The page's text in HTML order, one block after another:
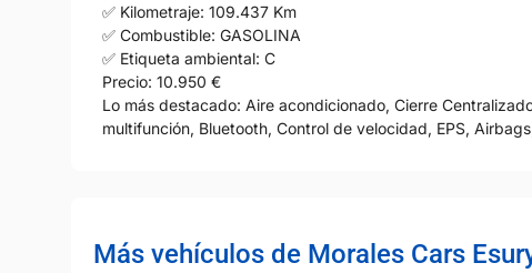
✅ Kilometraje: 109.437 Km
✅ Combustible: GASOLINA
✅ Etiqueta ambiental: C
Precio: 10.950 €
Lo más destacado: Aire acondicionado, Cierre
multifunción, Bluetooth, Control de velocidad, EPS,
Más vehículos de Morales Cars